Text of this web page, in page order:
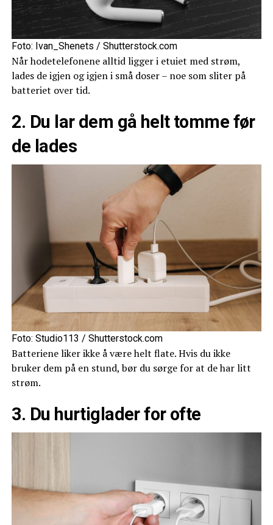
Foto: Ivan_Shenets / Shutterstock.com
Når hodetelefonene alltid ligger i etuiet med strøm,
lades de igjen og igjen i små doser – noe som sliter på
batteriet over tid.
2. Du lar dem gå helt tomme før
de lades
Foto: Studio113 / Shutterstock.com
Batteriene liker ikke å være helt flate. Hvis du ikke
bruker dem på en stund, bør du sørge for at de har litt
strøm.
3. Du hurtiglader for ofte